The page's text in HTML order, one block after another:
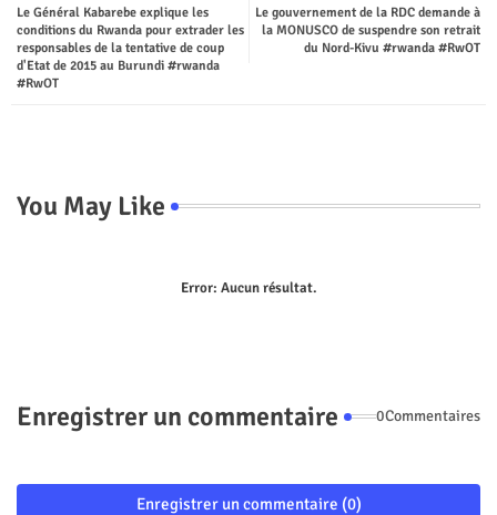
ter tsap
Le gouvernement de la RDC demande à
la MONUSCO de suspendre son retrait
du Nord-Kivu #rwanda #RwOT
Le Général Kabarebe explique les
conditions du Rwanda pour extrader les
responsables de la tentative de coup
d'Etat de 2015 au Burundi #rwanda
#RwOT
You May Like
Error: Aucun résultat.
Enregistrer un commentaire 0Commentaires
Enregistrer un commentaire (0)